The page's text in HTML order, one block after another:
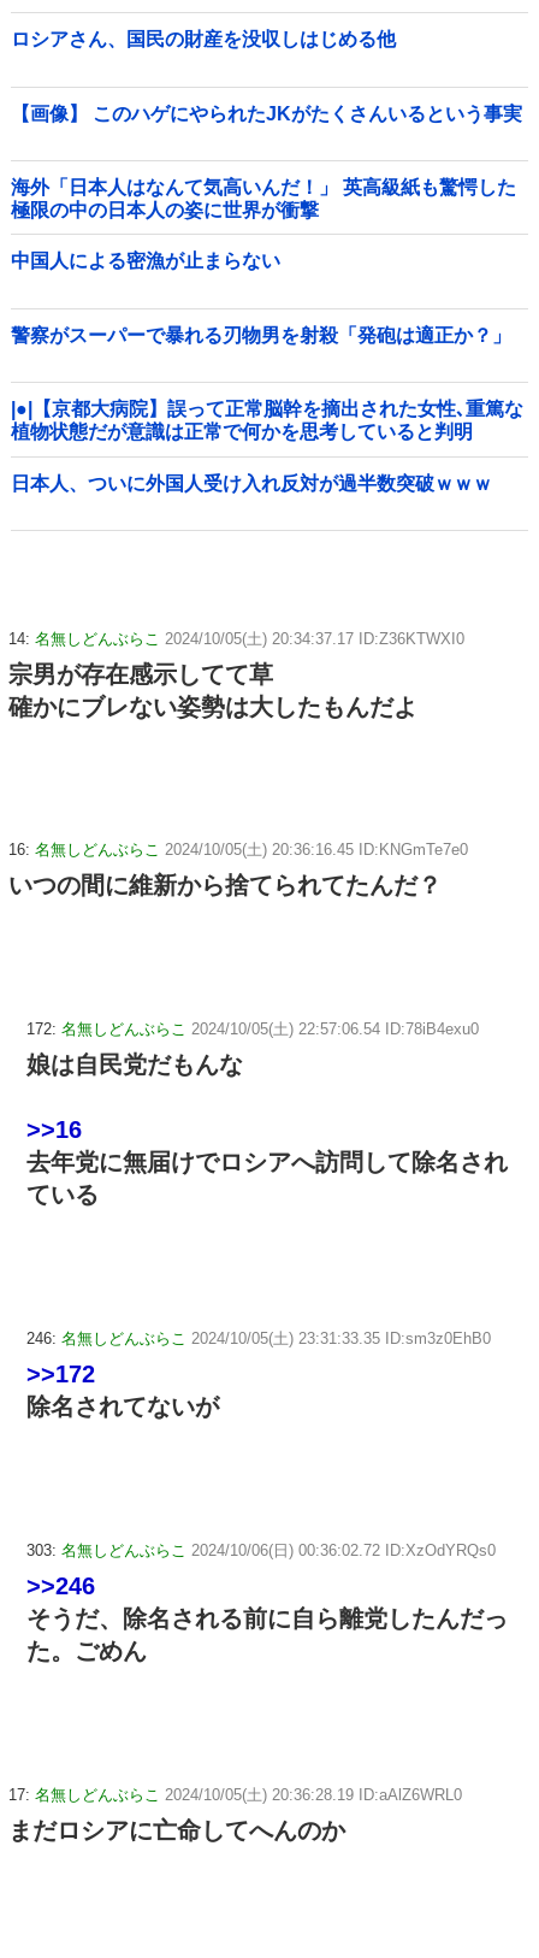
ロシアさん、国民の財産を没収しはじめる他
【画像】 このハゲにやられたJKがたくさんいるという事実
海外「日本人はなんて気高いんだ！」 英高級紙も驚愕した
極限の中の日本人の姿に世界が衝撃
中国人による密漁が止まらない
警察がスーパーで暴れる刃物男を射殺「発砲は適正か？」
|●|【京都大病院】誤って正常脳幹を摘出された女性､重篤な
植物状態だが意識は正常で何かを思考していると判明
日本人、ついに外国人受け入れ反対が過半数突破ｗｗｗ
14: 名無しどんぶらこ 2024/10/05(土) 20:34:37.17 ID:Z36KTWXI0
宗男が存在感示してて草
確かにブレない姿勢は大したもんだよ
16: 名無しどんぶらこ 2024/10/05(土) 20:36:16.45 ID:KNGmTe7e0
いつの間に維新から捨てられてたんだ？
172: 名無しどんぶらこ 2024/10/05(土) 22:57:06.54 ID:78iB4exu0
娘は自民党だもんな
>>16
去年党に無届けでロシアへ訪問して除名され
ている
246: 名無しどんぶらこ 2024/10/05(土) 23:31:33.35 ID:sm3z0EhB0
>>172
除名されてないが
303: 名無しどんぶらこ 2024/10/06(日) 00:36:02.72 ID:XzOdYRQs0
>>246
そうだ、除名される前に自ら離党したんだっ
た。ごめん
17: 名無しどんぶらこ 2024/10/05(土) 20:36:28.19 ID:aAlZ6WRL0
まだロシアに亡命してへんのか